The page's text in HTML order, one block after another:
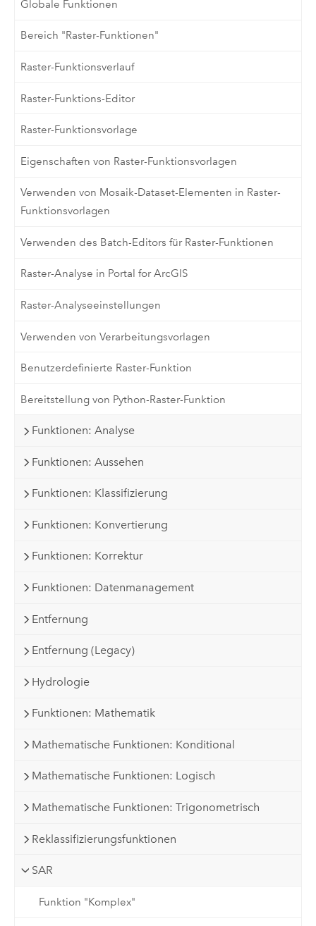
Globale Funktionen
Bereich "Raster-Funktionen"
Raster-Funktionsverlauf
Raster-Funktions-Editor
Raster-Funktionsvorlage
Eigenschaften von Raster-Funktionsvorlagen
Verwenden von Mosaik-Dataset-Elementen in Raster-
Funktionsvorlagen
Verwenden des Batch-Editors für Raster-Funktionen
Raster-Analyse in Portal for ArcGIS
Raster-Analyseeinstellungen
Verwenden von Verarbeitungsvorlagen
Benutzerdefinierte Raster-Funktion
Bereitstellung von Python-Raster-Funktion
Funktionen: Analyse
Funktionen: Aussehen
Funktionen: Klassifizierung
Funktionen: Konvertierung
Funktionen: Korrektur
Funktionen: Datenmanagement
Entfernung
Entfernung (Legacy)
Hydrologie
Funktionen: Mathematik
Mathematische Funktionen: Konditional
Mathematische Funktionen: Logisch
Mathematische Funktionen: Trigonometrisch
Reklassifizierungsfunktionen
SAR
Funktion "Komplex"